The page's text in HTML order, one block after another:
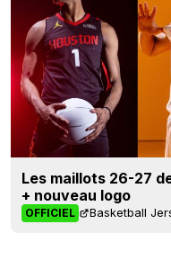
Les maillots 26-27
+ nouveau logo
OFFICIEL Basketball